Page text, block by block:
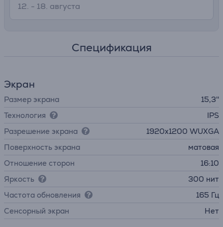
12. - 18. августа
Спецификация
Экран
Размер экрана
15,3''
Технология
IPS
Разрешение экрана
1920x1200 WUXGA
Поверхность экрана
матовая
Отношение сторон
16:10
Яркость
300 нит
Частота обновления
165 Гц
Cенсорный экран
Нет